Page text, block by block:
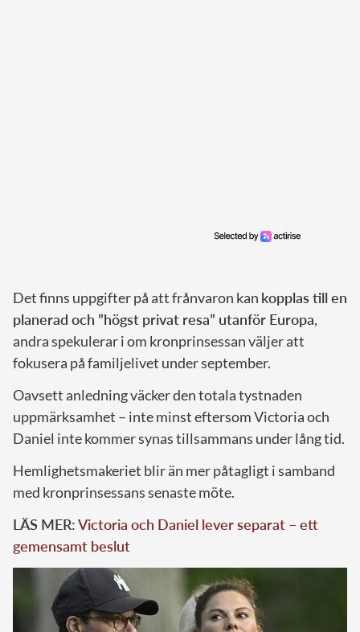
Det finns uppgifter på att frånvaron kan kopplas till en
planerad och ”högst privat resa” utanför Europa,
andra spekulerar i om kronprinsessan väljer att
fokusera på familjelivet under september.
Oavsett anledning väcker den totala tystnaden
uppmärksamhet – inte minst eftersom Victoria och
Daniel inte kommer synas tillsammans under lång tid.
Hemlighetsmakeriet blir än mer påtagligt i samband
med kronprinsessans senaste möte.
LÄS MER:Victoria och Daniel lever separat – ett
gemensamt beslut